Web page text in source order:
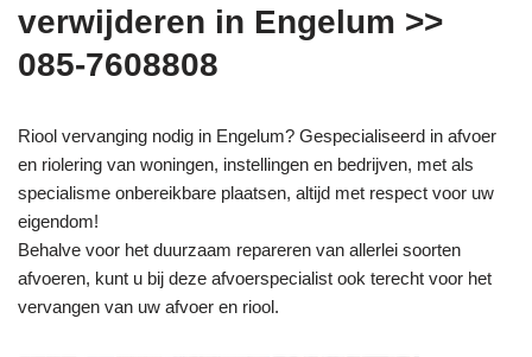
verwijderen in Engelum >>
085-7608808
Riool vervanging nodig in Engelum? Gespecialiseerd in afvoer
en riolering van woningen, instellingen en bedrijven, met als
specialisme onbereikbare plaatsen, altijd met respect voor uw
eigendom!
Behalve voor het duurzaam repareren van allerlei soorten
afvoeren, kunt u bij deze afvoerspecialist ook terecht voor het
vervangen van uw afvoer en riool.